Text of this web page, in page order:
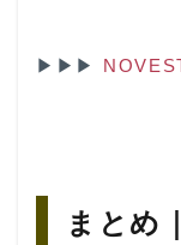
▶▶▶
まとめ